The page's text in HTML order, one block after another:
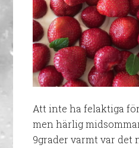
Att inte ha felaktiga
men härlig
9grader varmt var det